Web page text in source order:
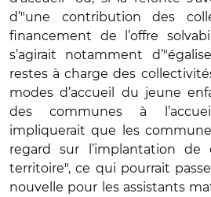
d’"une contribution des
financement de l’offre
s’agirait notamment
restes à charge des
modes d’accueil du jeune
des communes à
impliquerait que les
regard sur l’implantation
territoire", ce qui pourrait
nouvelle pour les assistants